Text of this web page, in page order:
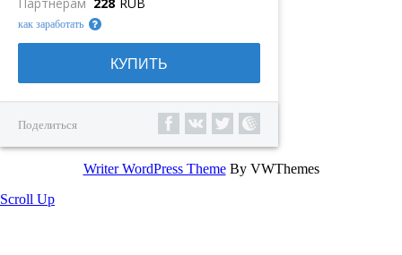
как заработать
КУПИТЬ
Поделиться
Writer WordPress ThemeBy VWThemes
Scroll Up